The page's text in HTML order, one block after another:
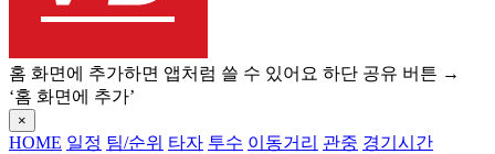
홈 화면에 추가하면 앱처럼 쓸 수 있어요 하단 공유 버튼 →
‘홈 화면에 추가’
×
HOME 일정 팀/순위 타자 투수 이동거리 관중 경기시간